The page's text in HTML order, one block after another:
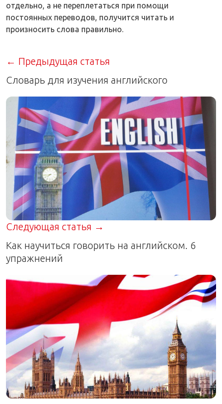
отдельно, а не переплетаться при помощи
постоянных переводов, получится читать и
произносить слова правильно.
← Предыдущая статья
Словарь для изучения английского
Следующая статья →
Как научиться говорить на английском. 6
упражнений